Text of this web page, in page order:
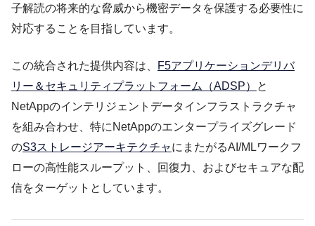
子解読の将来的な脅威から機密データを保護する必要性に
対応することを目指しています。
この統合された提供内容は、
F5アプリケーションデリバ
リー＆セキュリティプラットフォーム（ADSP）
と
NetAppのインテリジェントデータインフラストラクチャ
を組み合わせ、特にNetAppのエンタープライズグレード
のS3ストレージアーキテクチャにまたがるAI/MLワークフ
ローの高性能スループット、回復力、およびセキュアな配
信をターゲットとしています。